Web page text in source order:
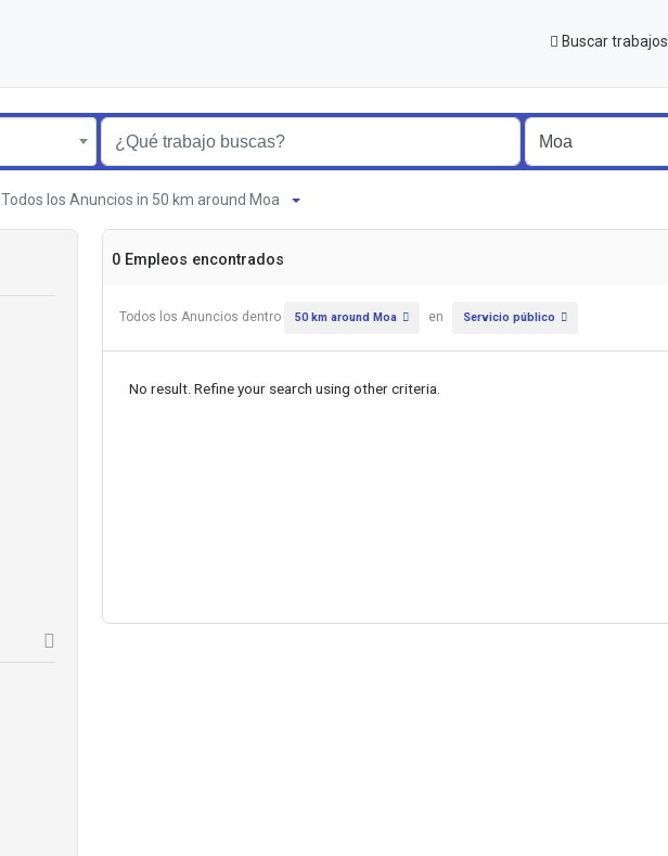
Buscar trabajos
Todos los Anuncios in 50 km around Moa
0 Empleos encontrados
Todos los Anuncios dentro 50 km around Moa en Servicio público
No result. Refine your search using other criteria.